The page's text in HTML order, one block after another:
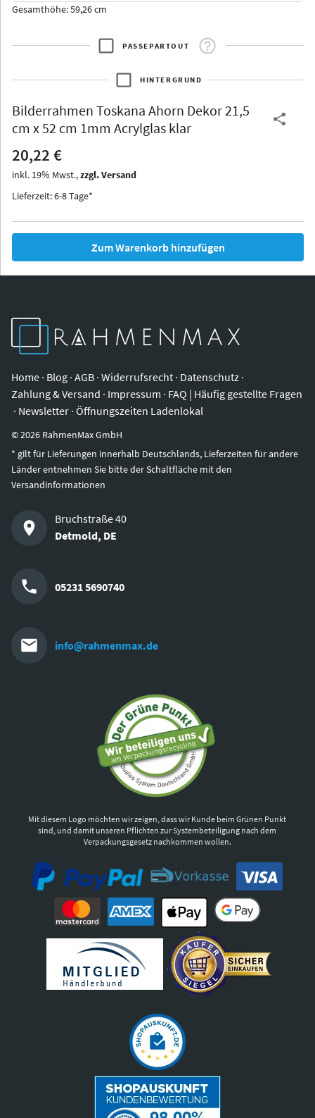
Thurgau
Iowa
Gesamthöhe: 59,26 cm
PASSEPARTOUT
HINTERGRUND
Bilderrahmen Toskana Ahorn Dekor 21,5
cm x 52 cm 1mm Acrylglas klar
20,22 €
inkl. 19% Mwst.,zzgl. Versand
Lieferzeit: 6-8 Tage*
Zum Warenkorb hinzufügen
Home · Blog · AGB · Widerrufsrecht · Datenschutz ·
Zahlung & Versand · Impressum · FAQ | Häufig gestellte Fragen
· Newsletter · Öffnungszeiten Ladenlokal
©2026 RahmenMax GmbH
* gilt für Lieferungen innerhalb Deutschlands, Lieferzeiten für andere
Länder entnehmen Sie bitte der Schaltfläche mit den
Versandinformationen
Bruchstraße 40
Detmold, DE
05231 5690740
info@rahmenmax.de
Mit diesem Logo möchten wir zeigen, dass wir Kunde beim Grünen Punkt
sind, und damit unseren Pflichten zur Systembeteiligung nach dem
Verpackungsgesetz nachkommen wollen.